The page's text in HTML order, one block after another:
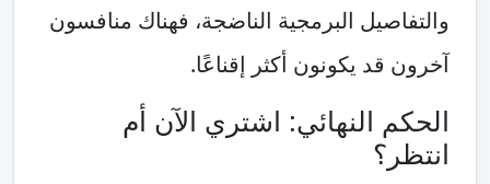
والتفاصيل البرمجية الناضجة، فهناك منافسون
آخرون قد يكونون أكثر إقناعًا.
الحكم النهائي: اشتري الآن أم
انتظر؟